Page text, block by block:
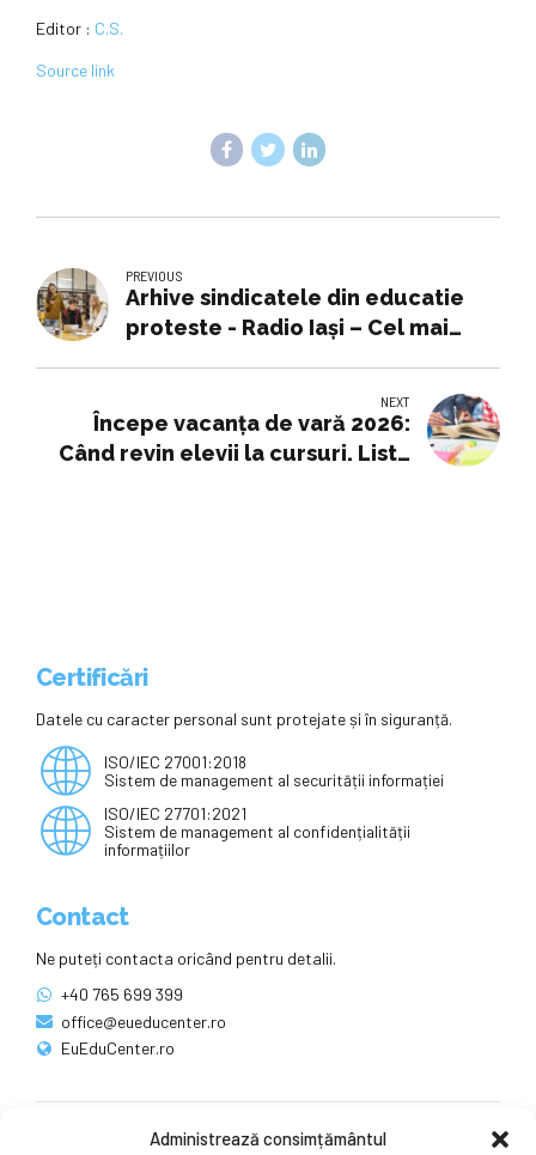
Administrează consimțământul
Editor : C.S.
Source link
PREVIOUS
Arhive sindicatele din educatie
proteste - Radio Iaşi – Cel mai
NEXT
Începe vacanța de vară 2026:
Când revin elevii la cursuri. Lista
Certificări
Datele cu caracter personal sunt protejate și în siguranță.
ISO/IEC 27001:2018
Sistem de management al securității informației
ISO/IEC 27701:2021
Sistem de management al confidențialității
informațiilor
Contact
Ne puteți contacta oricând pentru detalii.
+40 765 699 399
office@eueducenter.ro
EuEduCenter.ro